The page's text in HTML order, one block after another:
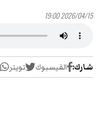
2026/04/15 19:00
شارك: الفيسبوك تويتر